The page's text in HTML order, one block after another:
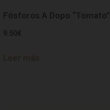
Fósforos A Dopo “Tomato”
9.50 €